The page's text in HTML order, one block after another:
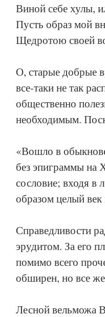
Виной себе хулы,
Пусть образ мой
Щедротою своей
О, старые добрые
все-таки не так
общественно
необходимым.
«Вошло в
без эпиграммы на
сословие; входя в
образом целый
Справедливости
эрудитом. За его
помимо всего
обширен, но все
Лесной вельможа